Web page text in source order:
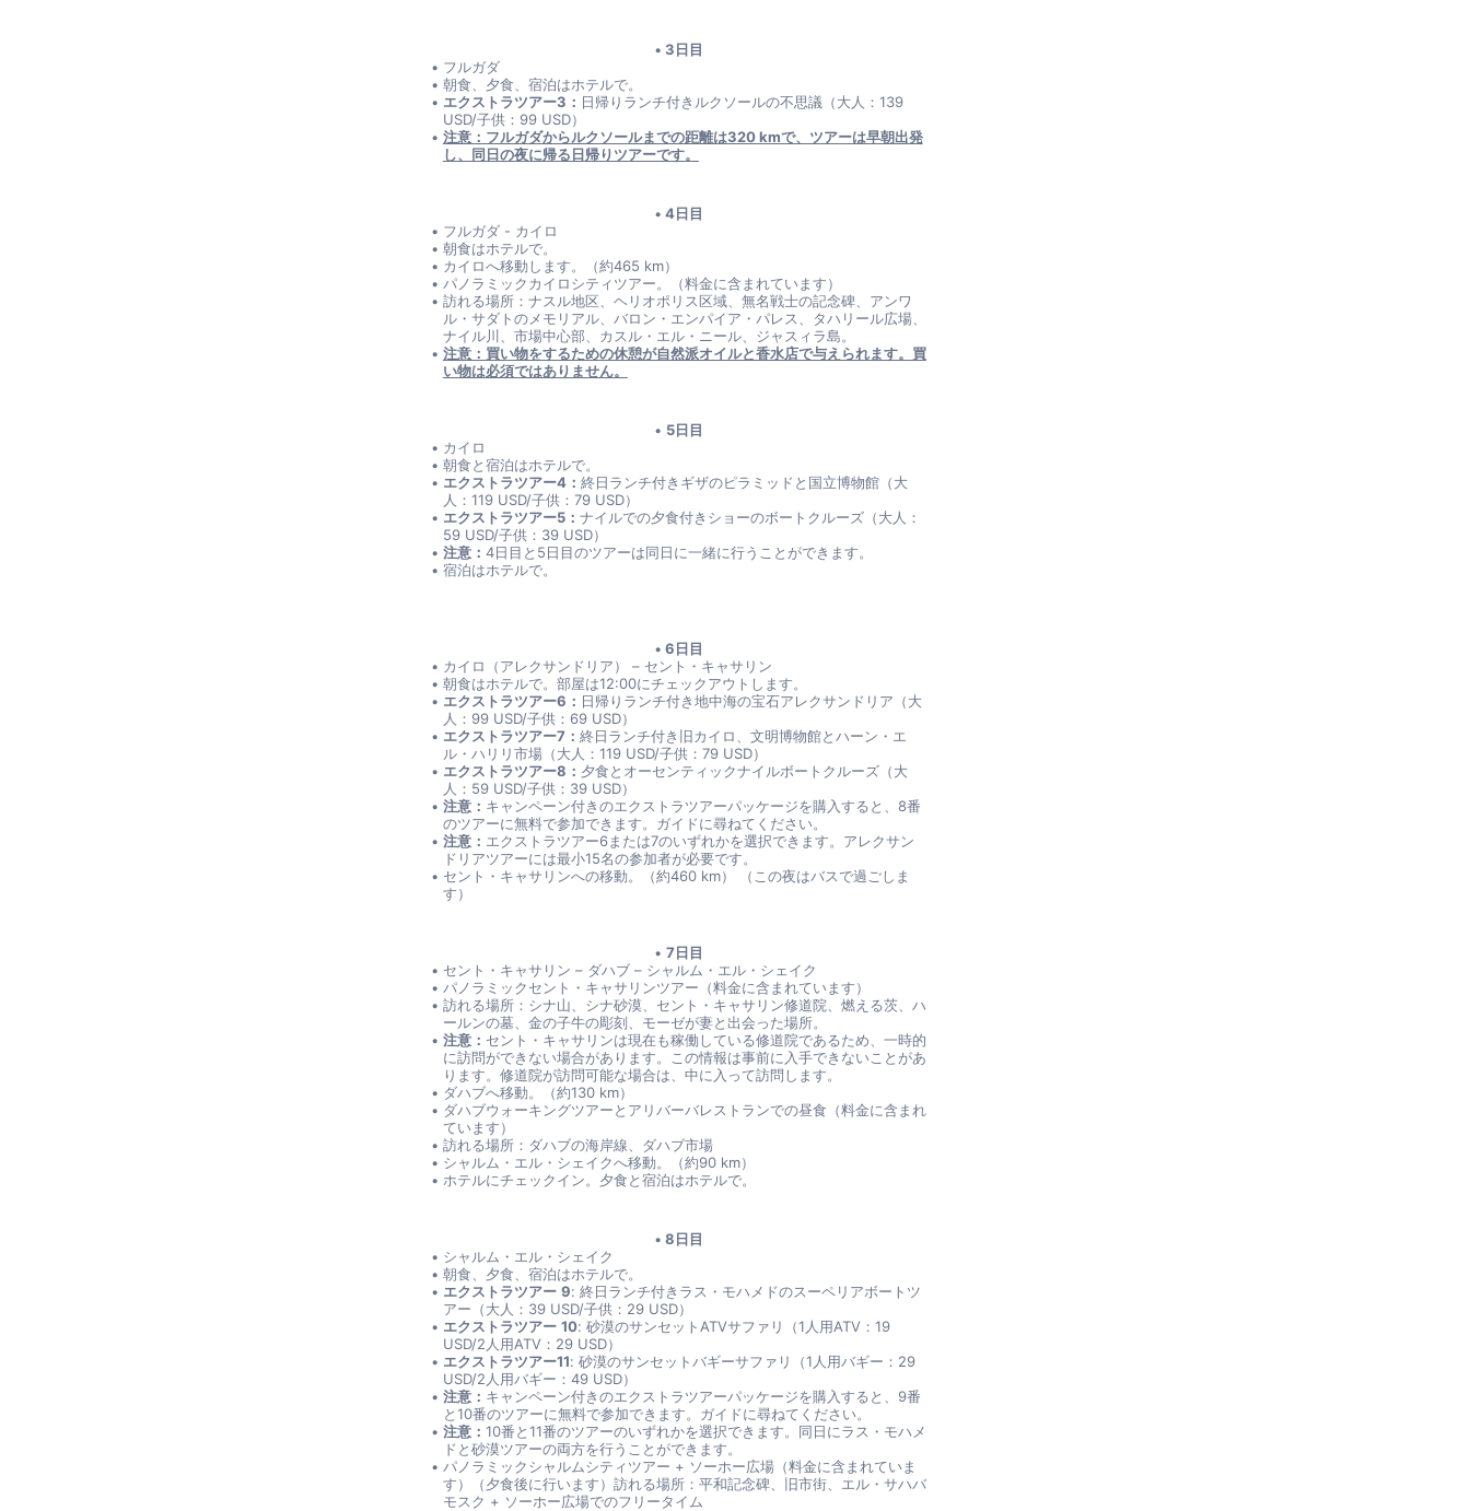
3日目
フルガダ
朝食、夕食、宿泊はホテルで。
エクストラツアー3： 日帰りランチ付きルクソールの不思議（大人：139
USD/子供：99 USD）
注意：フルガダからルクソールまでの距離は320 kmで、ツアーは早朝出発
し、同日の夜に帰る日帰りツアーです。
4日目
フルガダ - カイロ
朝食はホテルで。
カイロへ移動します。（約465 km）
パノラミックカイロシティツアー。（料金に含まれています）
訪れる場所：ナスル地区、ヘリオポリス区域、無名戦士の記念碑、アンワ
ル・サダトのメモリアル、バロン・エンパイア・パレス、タハリール広場、
ナイル川、市場中心部、カスル・エル・ニール、ジャスィラ島。
注意：買い物をするための休憩が自然派オイルと香水店で与えられます。買
い物は必須ではありません。
5日目
カイロ
朝食と宿泊はホテルで。
エクストラツアー4： 終日ランチ付きギザのピラミッドと国立博物館（大
人：119 USD/子供：79 USD）
エクストラツアー5： ナイルでの夕食付きショーのボートクルーズ（大人：
59 USD/子供：39 USD）
注意： 4日目と5日目のツアーは同日に一緒に行うことができます。
宿泊はホテルで。
6日目
カイロ（アレクサンドリア） – セント・キャサリン
朝食はホテルで。部屋は12:00にチェックアウトします。
エクストラツアー6： 日帰りランチ付き地中海の宝石アレクサンドリア（大
人：99 USD/子供：69 USD）
エクストラツアー7： 終日ランチ付き旧カイロ、文明博物館とハーン・エ
ル・ハリリ市場（大人：119 USD/子供：79 USD）
エクストラツアー8： 夕食とオーセンティックナイルボートクルーズ（大
人：59 USD/子供：39 USD）
注意： キャンペーン付きのエクストラツアーパッケージを購入すると、8番
のツアーに無料で参加できます。ガイドに尋ねてください。
注意： エクストラツアー6または7のいずれかを選択できます。アレクサン
ドリアツアーには最小15名の参加者が必要です。
セント・キャサリンへの移動。（約460 km） （この夜はバスで過ごしま
す）
7日目
セント・キャサリン – ダハブ – シャルム・エル・シェイク
パノラミックセント・キャサリンツアー（料金に含まれています）
訪れる場所：シナ山、シナ砂漠、セント・キャサリン修道院、燃える茨、ハ
ールンの墓、金の子牛の彫刻、モーゼが妻と出会った場所。
注意： セント・キャサリンは現在も稼働している修道院であるため、一時的
に訪問ができない場合があります。この情報は事前に入手できないことがあ
ります。修道院が訪問可能な場合は、中に入って訪問します。
ダハブへ移動。（約130 km）
ダハブウォーキングツアーとアリバーバレストランでの昼食（料金に含まれ
ています）
訪れる場所：ダハブの海岸線、ダハブ市場
シャルム・エル・シェイクへ移動。（約90 km）
ホテルにチェックイン。夕食と宿泊はホテルで。
8日目
シャルム・エル・シェイク
朝食、夕食、宿泊はホテルで。
エクストラツアー 9: 終日ランチ付きラス・モハメドのスーペリアボートツ
アー（大人：39 USD/子供：29 USD）
エクストラツアー 10: 砂漠のサンセットATVサファリ（1人用ATV：19
USD/2人用ATV：29 USD）
エクストラツアー11: 砂漠のサンセットバギーサファリ（1人用バギー：29
USD/2人用バギー：49 USD）
注意： キャンペーン付きのエクストラツアーパッケージを購入すると、9番
と10番のツアーに無料で参加できます。ガイドに尋ねてください。
注意： 10番と11番のツアーのいずれかを選択できます。同日にラス・モハメ
ドと砂漠ツアーの両方を行うことができます。
パノラミックシャルムシティツアー + ソーホー広場（料金に含まれていま
す）（夕食後に行います）訪れる場所：平和記念碑、旧市街、エル・サハバ
モスク + ソーホー広場でのフリータイム